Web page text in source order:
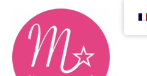
contenu